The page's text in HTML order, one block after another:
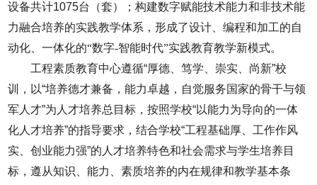
设备共计1075台（套）；构建数字赋能技术能力和非技术能
力融合培养的实践教学体系，形成了设计、编程和加工的自
动化、一体化的“数字-智能时代”实践教育教学新模式。
工程素质教育中心遵循“厚德、笃学、崇实、尚新”校
训，以“培养德才兼备，能力卓越，自觉服务国家的骨干与领
军人才”为人才培养总目标，按照学校“以能力为导向的一体
化人才培养”的指导要求，结合学校“工程基础厚、工作作风
实、创业能力强”的人才培养特色和社会需求与学生培养目
标，遵从知识、能力、素质培养的内在规律和教学基本条